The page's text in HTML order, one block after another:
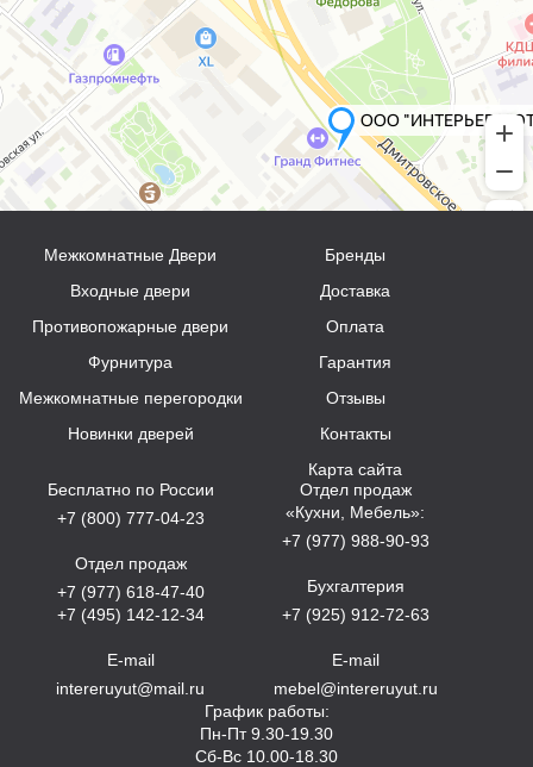
Межкомнатные Двери
Входные двери
Противопожарные двери
Фурнитура
Межкомнатные перегородки
Новинки дверей
Бренды
Доставка
Оплата
Гарантия
Отзывы
Контакты
Карта сайта
Бесплатно по России
+7 (800) 777-04-23
Отдел продаж
+7 (977) 618-47-40
+7 (495) 142-12-34
E-mail
intereruyut@mail.ru
Отдел продаж
«Кухни, Мебель»:
+7 (977) 988-90-93
Бухгалтерия
+7 (925) 912-72-63
E-mail
mebel@intereruyut.ru
График работы:
Пн-Пт 9.30-19.30
Сб-Вс 10.00-18.30